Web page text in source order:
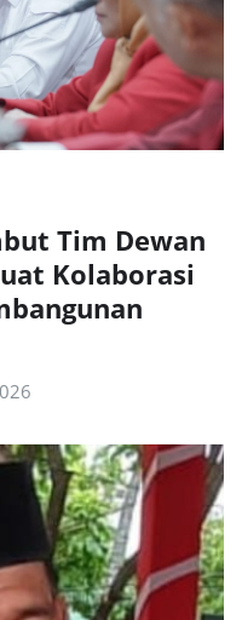
Tim Dewan
Kolaborasi